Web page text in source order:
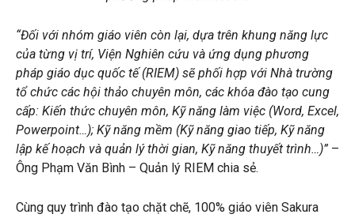
“Đối với nhóm giáo viên còn lại, dựa trên khung năng lực
của từng vị trí, Viện Nghiên cứu và ứng dụng phương
pháp giáo dục quốc tế (RIEM) sẽ phối hợp với Nhà trường
tổ chức các hội thảo chuyên môn, các khóa đào tạo cung
cấp: Kiến thức chuyên môn, Kỹ năng làm việc (Word, Excel,
Powerpoint…); Kỹ năng mềm (Kỹ năng giao tiếp, Kỹ năng
lập kế hoạch và quản lý thời gian, Kỹ năng thuyết trình…)” –
Ông Phạm Văn Bình – Quản lý RIEM chia sẻ.
Cùng quy trình đào tạo chặt chẽ, 100% giáo viên Sakura